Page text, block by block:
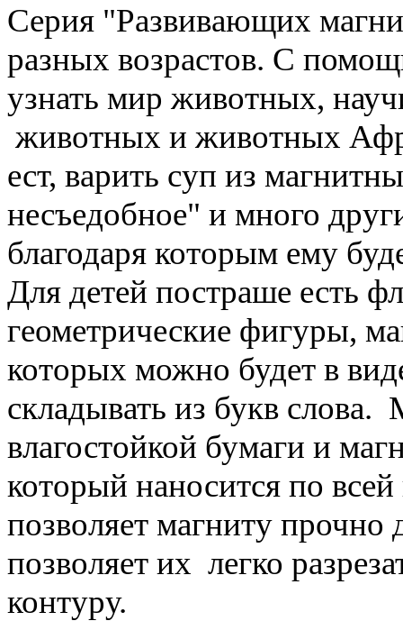
Серия "Развивающих
разных возрастов. С
узнать мир животных,
животных и животных
ест, варить суп из
несъедобное" и много
благодаря которым ему
Для детей постраше есть
геометрические фигуры,
которых можно будет в
складывать из букв слова.
влагостойкой бумаги и
который наносится по
позволяет магниту прочно
позволяет их легко
контуру.